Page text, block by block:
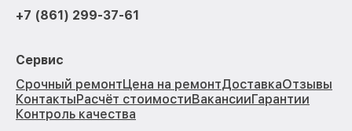
+7 (861) 299-37-61
Сервис
Срочный ремонтЦена на ремонтДоставкаОтзывы
КонтактыРасчёт стоимостиВакансииГарантии
Контроль качества